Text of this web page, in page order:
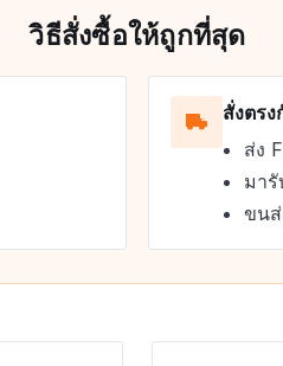
วิธีสั่งซื้อให้ถูกที่สุด
สั่งตร
ส่ง
มารั
ขนส่